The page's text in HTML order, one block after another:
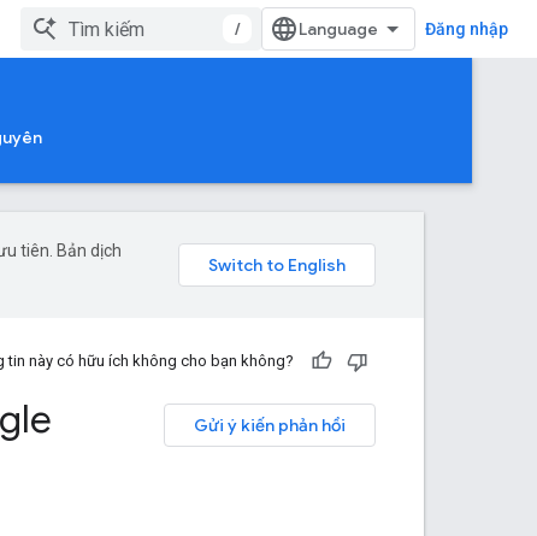
/ Đăng nhập
tiên. Bản dịch
tin này có hữu ích không cho bạn không?
Gửi ý kiến phản hồi